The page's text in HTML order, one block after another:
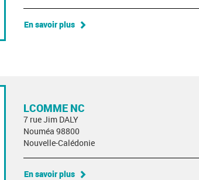
En savoir plus
LCOMME NC
7 rue Jim DALY
Nouméa 98800
Nouvelle-Calédonie
En savoir plus